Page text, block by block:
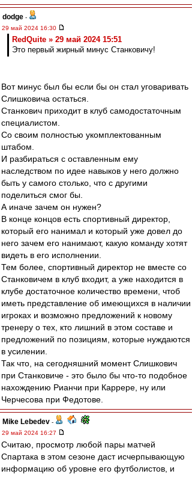
dodge -
29 май 2024 16:30
RedQuite » 29 май 2024 15:51
Это первый жирный минус Станковичу!
Вот минус был бы если бы он стал уговаривать
Слишковича остаться.
Станкович приходит в клуб самодостаточным
специалистом.
Со своим полностью укомплектованным
штабом.
И разбираться с оставленным ему
наследством по идее навыков у него должно
быть у самого столько, что с другими
поделиться смог бы.
А иначе зачем он нужен?
В конце концов есть спортивный директор,
который его нанимал и который уже довел до
него зачем его нанимают, какую команду хотят
видеть в его исполнении.
Тем более, спортивный директор не вместе со
Станковичем в клуб входит, а уже находится в
клубе достаточное количество времени, чтоб
иметь представление об имеющихся в наличии
игроках и возможно предложений к новому
тренеру о тех, кто лишний в этом составе и
предложений по позициям, которые нуждаются
в усилении.
Так что, на сегодняшний момент Слишкович
при Станковиче - это было бы что-то подобное
нахождению Рианчи при Каррере, ну или
Черчесова при Федотове.
Mike Lebedev -
29 май 2024 16:27
Считаю, просмотр любой пары матчей
Спартака в этом сезоне даст исчерпывающую
информацию об уровне его футболистов, и